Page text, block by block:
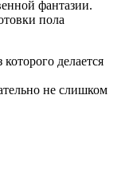
фантазии.
пола
делается
не слишком